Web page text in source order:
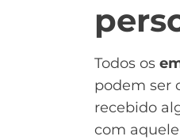
Todos os
podem ser
recebido
com